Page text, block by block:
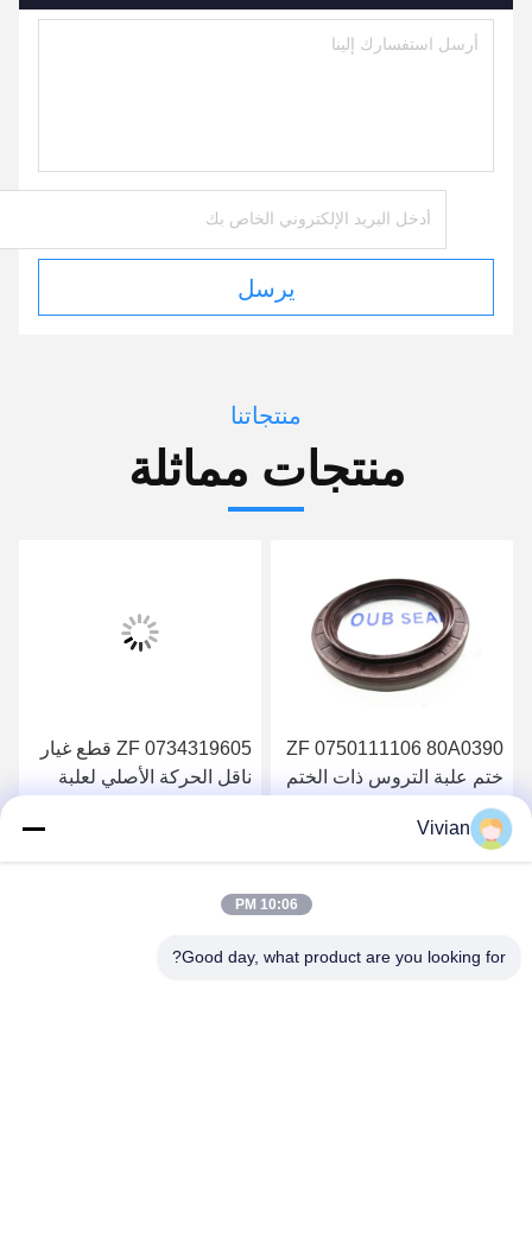
يرسل
منتجاتنا
منتجات مماثلة
ZF 0750111106 80A0390
ختم علبة التروس ذات الختم
الشعاعي Liugong
احصل على أفضل سعر
ZF 0734319605 قطع غيار
ناقل الحركة الأصلي لعلبة
Vivian
10:06 PM
Good day, what product are you looking for?